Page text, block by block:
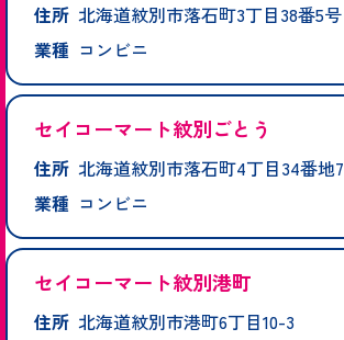
住所 北海道紋別市落石町3丁目38番5号
業種 コンビニ
セイコーマート紋別ごとう
住所 北海道紋別市落石町4丁目34番地7
業種 コンビニ
セイコーマート紋別港町
住所 北海道紋別市港町6丁目10-3